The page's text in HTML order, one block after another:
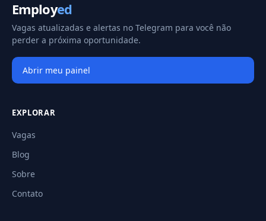
Employed
Vagas atualizadas e alertas no Telegram para você não
perder a próxima oportunidade.
Abrir meu painel
EXPLORAR
Vagas
Blog
Sobre
Contato